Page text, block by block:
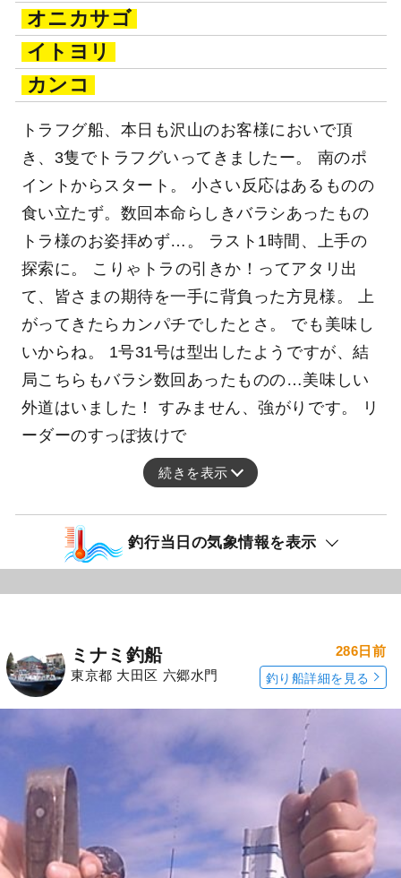
オニカサゴ
イトヨリ
カンコ
トラフグ船、本日も沢山のお客様においで頂
き、3隻でトラフグいってきましたー。 南のポ
イントからスタート。 小さい反応はあるものの
食い立たず。数回本命らしきバラシあったもの
トラ様のお姿拝めず…。 ラスト1時間、上手の
探索に。 こりゃトラの引きか！ってアタリ出
て、皆さまの期待を一手に背負った方見様。 上
がってきたらカンパチでしたとさ。 でも美味し
いからね。 1号31号は型出したようですが、結
局こちらもバラシ数回あったものの…美味しい
外道はいました！ すみません、強がりです。 リ
ーダーのすっぽ抜けで
続きを表示
釣行当日の気象情報を表示
ミナミ釣船
東京都 大田区 六郷水門
286日前
釣り船詳細を見る